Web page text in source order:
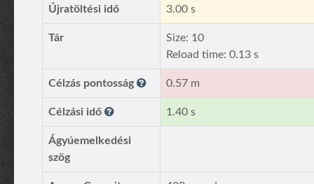
Újratöltési idő 3.00 s
Tár
Size: 10
Reload time: 0.13 s
Célzás pontosság 0.57 m
Célzási idő 1.40 s
Ágyúemelkedési
szög